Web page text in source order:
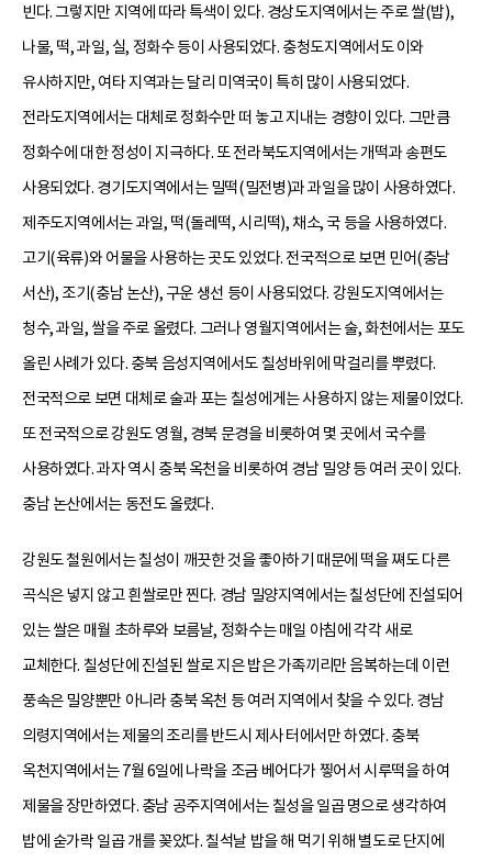
빈다. 그렇지만 지역에 따라 특색이 있다. 경상도지역에서는 주로 쌀(밥),
나물, 떡, 과일, 실, 정화수 등이 사용되었다. 충청도지역에서도 이와
유사하지만, 여타 지역과는 달리 미역국이 특히 많이 사용되었다.
전라도지역에서는 대체로 정화수만 떠 놓고 지내는 경향이 있다. 그만큼
정화수에 대한 정성이 지극하다. 또 전라북도지역에서는 개떡과 송편도
사용되었다. 경기도지역에서는 밀떡(밀전병)과 과일을 많이 사용하였다.
제주도지역에서는 과일, 떡(돌레떡, 시리떡), 채소, 국 등을 사용하였다.
고기(육류)와 어물을 사용하는 곳도 있었다. 전국적으로 보면 민어(충남
서산), 조기(충남 논산), 구운 생선 등이 사용되었다. 강원도지역에서는
청수, 과일, 쌀을 주로 올렸다. 그러나 영월지역에서는 술, 화천에서는 포도
올린 사례가 있다. 충북 음성지역에서도 칠성바위에 막걸리를 뿌렸다.
전국적으로 보면 대체로 술과 포는 칠성에게는 사용하지 않는 제물이었다.
또 전국적으로 강원도 영월, 경북 문경을 비롯하여 몇 곳에서 국수를
사용하였다. 과자 역시 충북 옥천을 비롯하여 경남 밀양 등 여러 곳이 있다.
충남 논산에서는 동전도 올렸다.
강원도 철원에서는 칠성이 깨끗한 것을 좋아하기 때문에 떡을 쪄도 다른
곡식은 넣지 않고 흰쌀로만 찐다. 경남 밀양지역에서는 칠성단에 진설되어
있는 쌀은 매월 초하루와 보름날, 정화수는 매일 아침에 각각 새로
교체한다. 칠성단에 진설된 쌀로 지은 밥은 가족끼리만 음복하는데 이런
풍속은 밀양뿐만 아니라 충북 옥천 등 여러 지역에서 찾을 수 있다. 경남
의령지역에서는 제물의 조리를 반드시 제사 터에서만 하였다. 충북
옥천지역에서는 7월 6일에 나락을 조금 베어다가 찧어서 시루떡을 하여
제물을 장만하였다. 충남 공주지역에서는 칠성을 일곱 명으로 생각하여
밥에 숟가락 일곱 개를 꽂았다. 칠석날 밥을 해 먹기 위해 별도로 단지에